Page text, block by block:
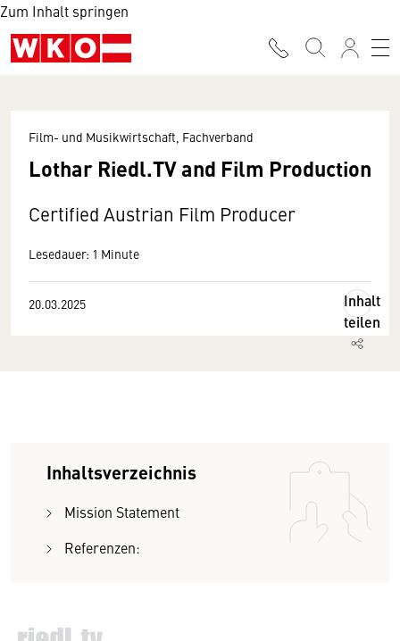
Zum Inhalt springen
Film- und Musikwirtschaft, Fachverband
Lothar Riedl.TV and Film Production
Certified Austrian Film Producer
Lesedauer: 1 Minute
20.03.2025
Inhalt
teilen
Inhaltsverzeichnis
Mission Statement
Referenzen: